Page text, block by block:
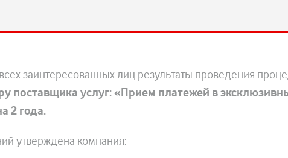
заинтересованных лиц результаты проведения
поставщика услуг: «Прием платежей в
2 года.
утверждена компания: